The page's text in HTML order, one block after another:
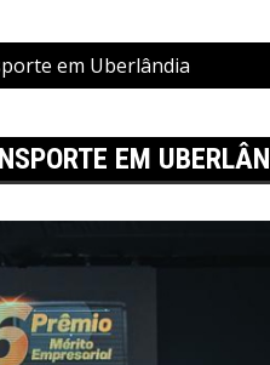
em Uberlândia
EM